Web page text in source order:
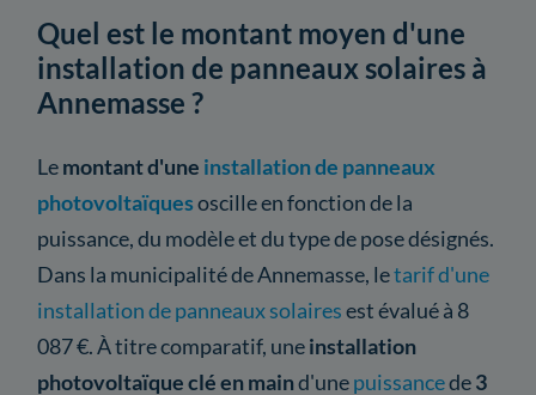
Quel est le montant moyen d'une
installation de panneaux solaires à
Annemasse ?
Lemontant d'une installation de panneaux
photovoltaïquesoscille en fonction de la
puissance, du modèle et du type de pose désignés.
Dans la municipalité de Annemasse, letarif d'une
installation de panneaux solairesest évalué à 8
087 €. À titre comparatif, uneinstallation
photovoltaïque clé en maind'unepuissancede3